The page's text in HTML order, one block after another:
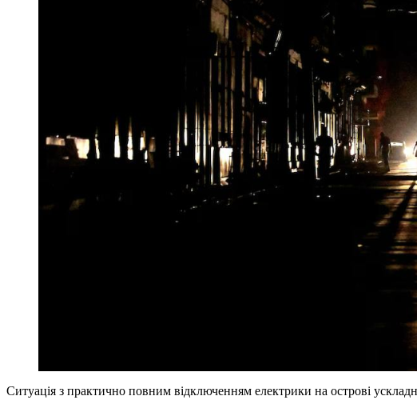
Ситуація з практично повним відключенням електрики на острові